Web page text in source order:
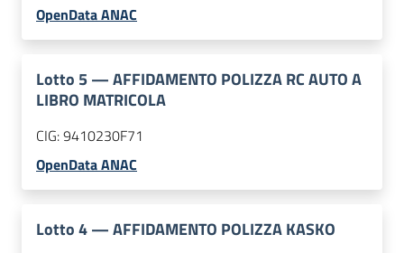
OpenData ANAC
Lotto 5—AFFIDAMENTO POLIZZA RC AUTO A
LIBRO MATRICOLA
CIG:9410230F71
OpenData ANAC
Lotto4—AFFIDAMENTO POLIZZA KASKO